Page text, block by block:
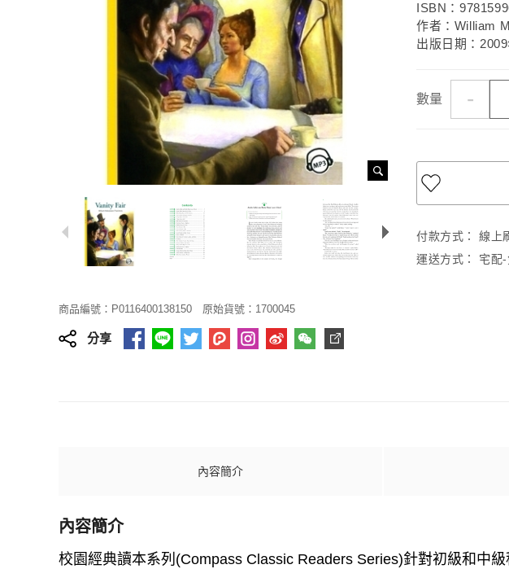
商品編號：P0116400138150 原始貨號：1700045
分享
ISBN：
作者：William
出版日期：2009
數量 -
付款方式：
線上
運送方式：
宅配
內容簡介
內容簡介
校園經典讀本系列(Compass Classic Readers Series)針對初級和中